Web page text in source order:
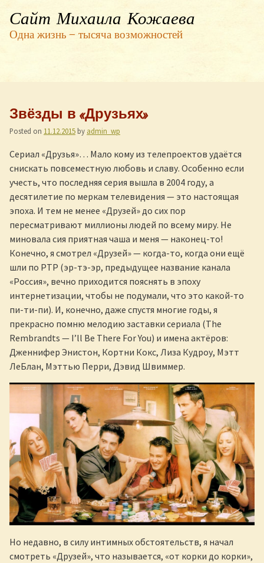
Сайт Михаила Кожаева
Одна жизнь — тысяча возможностей
Звёзды в «Друзьях»
Posted on 11.12.2015 by admin_wp
Сериал «Друзья»… Мало кому из телепроектов удаётся
снискать повсеместную любовь и славу. Особенно если
учесть, что последняя серия вышла в 2004 году, а
десятилетие по меркам телевидения — это настоящая
эпоха. И тем не менее «Друзей» до сих пор
пересматривают миллионы людей по всему миру. Не
миновала сия приятная чаша и меня — наконец-то!
Конечно, я смотрел «Друзей» — когда-то, когда они ещё
шли по РТР (эр-тэ-эр, предыдущее название канала
«Россия», вечно приходится пояснять в эпоху
интернетизации, чтобы не подумали, что это какой-то
пи-ти-пи). И, конечно, даже спустя многие годы, я
прекрасно помню мелодию заставки сериала (The
Rembrandts — I’ll Be There For You) и имена актёров:
Дженнифер Энистон, Кортни Кокс, Лиза Кудроу, Мэтт
ЛеБлан, Мэттью Перри, Дэвид Швиммер.
Но недавно, в силу интимных обстоятельств, я начал
смотреть «Друзей», что называется, «от корки до корки»,